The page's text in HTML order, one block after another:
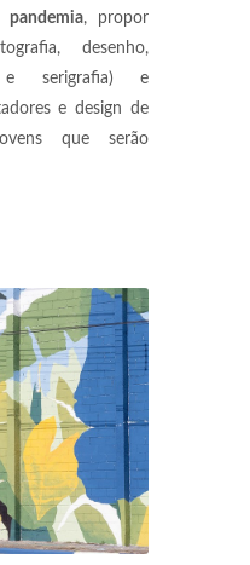
pandemia, propor
desenho,
e serigrafia) e
e design de
que serão